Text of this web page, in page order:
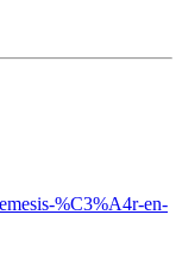
%C3%A4r-en-